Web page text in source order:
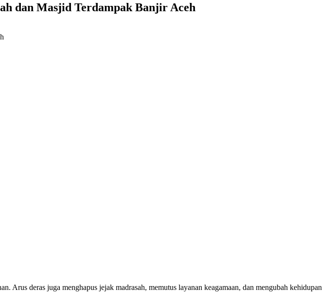
dan Masjid Terdampak Banjir Aceh
Arus deras juga menghapus jejak madrasah, memutus layanan keagamaan, dan mengubah kehidupan